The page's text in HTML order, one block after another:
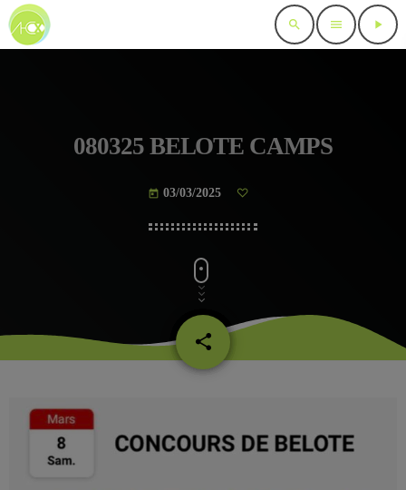
search menu play_arrow
080325 BELOTE CAMPS
today 03/03/2025
share
email